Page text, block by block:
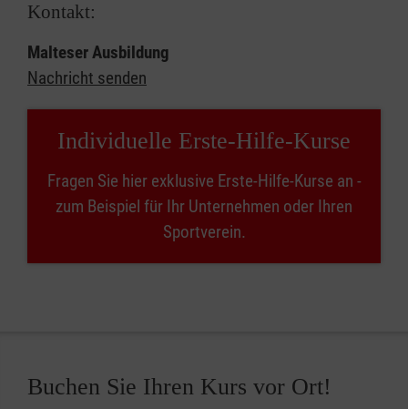
Kontakt:
Malteser Ausbildung
Nachricht senden
Individuelle Erste-Hilfe-Kurse
Fragen Sie hier exklusive Erste-Hilfe-Kurse an -
zum Beispiel für Ihr Unternehmen oder Ihren
Sportverein.
Buchen Sie Ihren Kurs vor Ort!